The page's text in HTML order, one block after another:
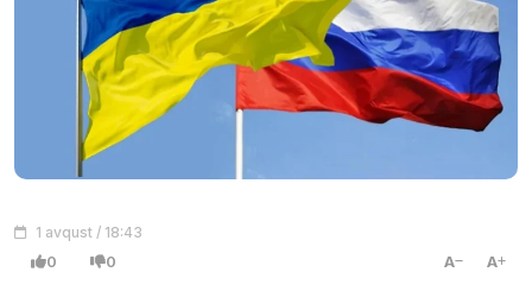
1 avqust / 18:43
0 0 A A